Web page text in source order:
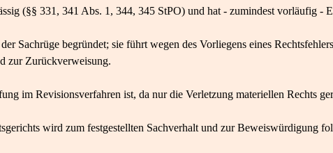
(§§ 331, 341 Abs. 1, 344, 345 StPO) und hat - zumindest vorläufig -
Sachrüge begründet; sie führt wegen des Vorliegens eines
zur Zurückverweisung.
im Revisionsverfahren ist, da nur die Verletzung materiellen Rechts
wird zum festgestellten Sachverhalt und zur Beweiswürdigung